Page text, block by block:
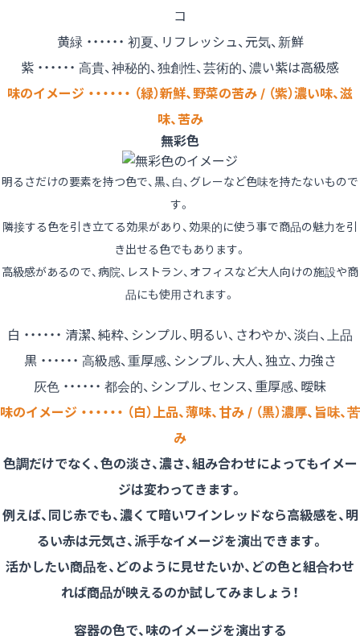
コ
黄緑 ・・・・・・ 初夏、リフレッシュ、元気、新鮮
紫 ・・・・・・ 高貴、神秘的、独創性、芸術的、濃い紫は高級感
味のイメージ ・・・・・・ （緑）新鮮、野菜の苦み / （紫）濃い味、滋
味、苦み
無彩色
明るさだけの要素を持つ色で、黒、白、グレーなど色味を持たないもので
す。
隣接する色を引き立てる効果があり、効果的に使う事で商品の魅力を引
き出せる色でもあります。
高級感があるので、病院、レストラン、オフィスなど大人向けの施設や商
品にも使用されます。
白 ・・・・・・ 清潔、純粋、シンプル、明るい、さわやか、淡白、上品
黒 ・・・・・・ 高級感、重厚感、シンプル、大人、独立、力強さ
灰色 ・・・・・・ 都会的、シンプル、センス、重厚感、曖昧
味のイメージ ・・・・・・ （白）上品、薄味、甘み / （黒）濃厚、旨味、苦
み
色調だけでなく、色の淡さ、濃さ、組み合わせによってもイメー
ジは変わってきます。
例えば、同じ赤でも、濃くて暗いワインレッドなら高級感を、明
るい赤は元気さ、派手なイメージを演出できます。
活かしたい商品を、どのように見せたいか、どの色と組合わせ
れば商品が映えるのか試してみましょう！
容器の色で、味のイメージを演出する